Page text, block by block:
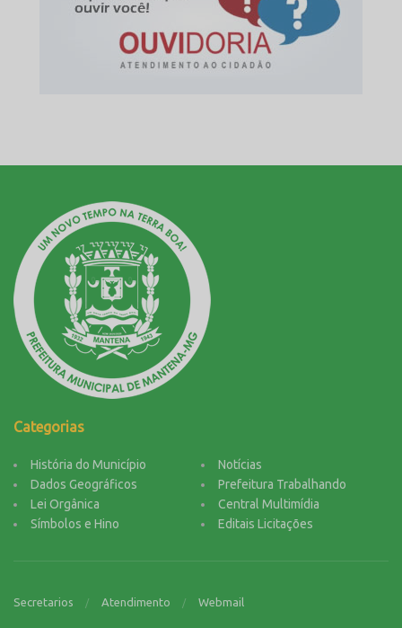
Categorias
História do Município
Dados Geográficos
Lei Orgânica
Símbolos e Hino
Notícias
Prefeitura Trabalhando
Central Multimídia
Editais Licitações
Secretarios Atendimento Webmail